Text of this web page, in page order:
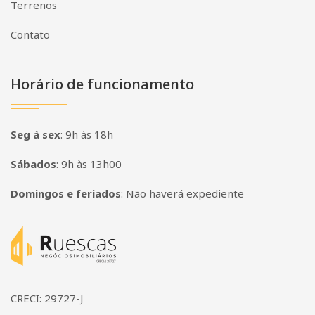
Terrenos
Contato
Horário de funcionamento
Seg à sex: 9h às 18h
Sábados: 9h às 13h00
Domingos e feriados: Não haverá expediente
Página inicial
CRECI: 29727-J